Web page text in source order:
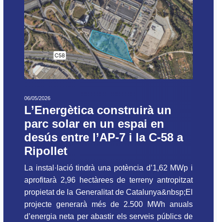
06/05/2026
L’Energètica construirà un
parc solar en un espai en
desús entre l’AP-7 i la C-58 a
Ripollet
La instal·lació tindrà una potència d’1,62 MWp i
aprofitarà 2,96 hectàrees de terreny antropitzat
propietat de la Generalitat de Catalunya&nbsp;El
projecte generarà més de 2.500 MWh anuals
d’energia neta per abastir els serveis públics de